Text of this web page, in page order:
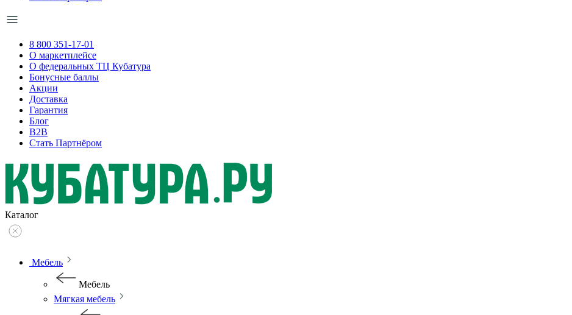
8 800 351-17-01
О маркетплейсе
О федеральных ТЦ Кубатура
Бонусные баллы
Акции
Доставка
Гарантия
Блог
B2B
Стать Партнёром
Каталог
Мебель
Мебель
Мягкая мебель